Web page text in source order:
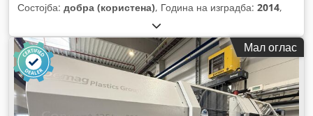
Состојба: добра (користена), Година на изградба: 2014,
Мал оглас